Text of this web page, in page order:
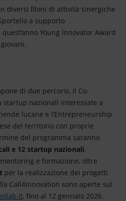
diversi filoni di attività sinergiche
a supporto
Young Innovator Award
di due percorsi, il Co-
startup nazionali interessate a
lucane e l’Entrepreneurship
del territorio con proprie
del programma saranno
e 12 startup nazionali,
e formazione, oltre
per la realizzazione dei progetti
Call4Innovation sono aperte sul
, fino al 12 gennaio 2026.